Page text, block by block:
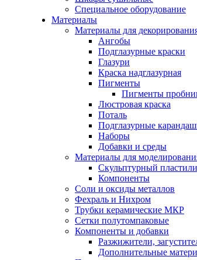
Специальное оборудование
Материалы
Материалы для
Ангобы
Подглазурные краски
Глазури
Краска надглазурная
Пигменты
Пигменты
Люстровая краска
Поталь
Подглазурные
Наборы
Добавки и среды
Материалы для
Скульптурный
Компоненты
Соли и оксиды металлов
Фехраль и Нихром
Трубки керамические МКР
Сетки полутомпаковые
Компоненты и добавки
Разжижители,
Дополнительные